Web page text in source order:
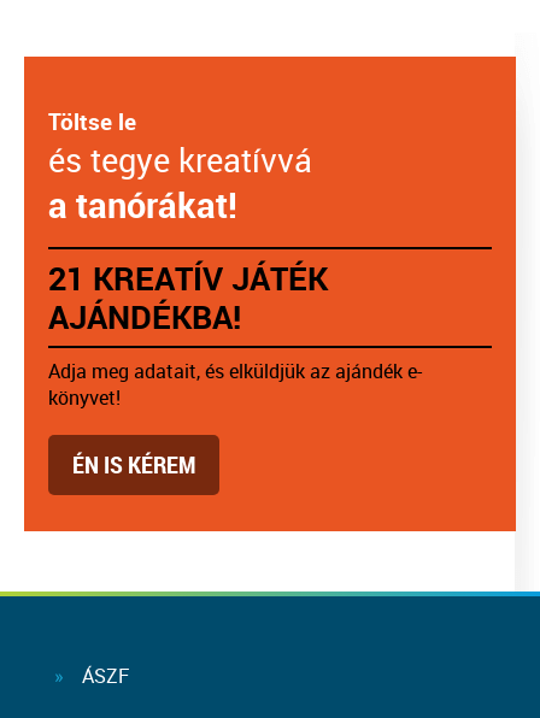
Töltse le
és tegye kreatívvá
a tanórákat!
21 KREATÍV JÁTÉK
AJÁNDÉKBA!
Adja meg adatait, és elküldjük az ajándék e-
könyvet!
ÉN IS KÉREM
ÁSZF